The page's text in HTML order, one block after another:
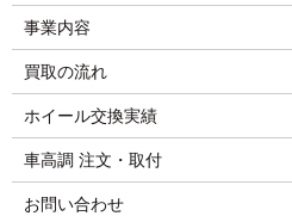
事業内容
買取の流れ
ホイール交換実績
車高調 注文・取付
お問い合わせ